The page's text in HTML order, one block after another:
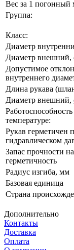
Вес за 1 погонный
Группа:
Класс:
Диаметр
Диаметр внешний,
Допустимое
внутреннего
Длина рукава
Диаметр внешний,
температуре:
Рукав герметичен
гидравлическом
Запас прочности на
герметичность
Радиус изгиба, мм
Базовая единица
Страна
Дополнительно
Контакты
Доставка
Оплата